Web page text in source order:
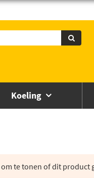
Koeling
om te tonen of dit product